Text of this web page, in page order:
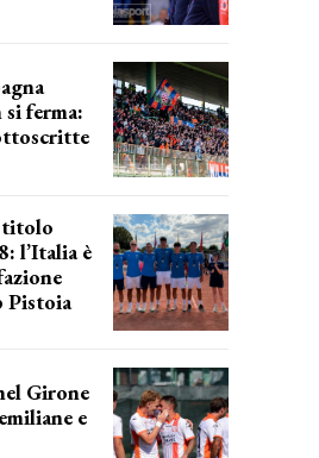
ferma:
titolo
l’Italia è
Pistoia
Girone
e